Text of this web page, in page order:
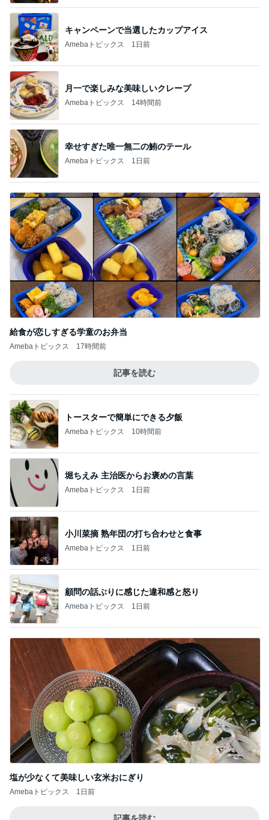
キャンペーンで当選したカップアイス
Amebaトピックス 1日前
月一で楽しみな美味しいクレープ
Amebaトピックス 14時間前
幸せすぎた唯一無二の鮪のテール
Amebaトピックス 1日前
給食が恋しすぎる学童のお弁当
Amebaトピックス 17時間前
記事を読む
トースターで簡単にできる夕飯
Amebaトピックス 10時間前
堀ちえみ 主治医からお褒めの言葉
Amebaトピックス 1日前
小川菜摘 熟年団の打ち合わせと食事
Amebaトピックス 1日前
顧問の話ぶりに感じた違和感と怒り
Amebaトピックス 1日前
塩が少なくて美味しい玄米おにぎり
Amebaトピックス 1日前